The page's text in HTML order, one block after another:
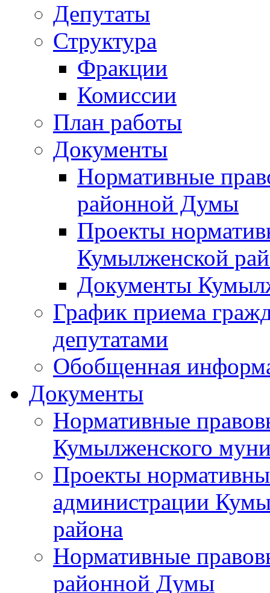
Депутаты
Структура
Фракции
Комиссии
План работы
Документы
Нормативные
районной Думы
Проекты
Кумылженской
Документы
График приема
депутатами
Обобщенная
Документы
Нормативные
Кумылженского
Проекты
администрации
района
Нормативные
районной Думы